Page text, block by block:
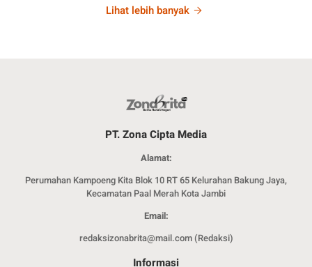
Lihat lebih banyak
PT. Zona Cipta Media
Alamat:
Perumahan Kampoeng Kita Blok 10 RT 65 Kelurahan Bakung Jaya,
Kecamatan Paal Merah Kota Jambi
Email:
redaksizonabrita@mail.com (Redaksi)
Informasi